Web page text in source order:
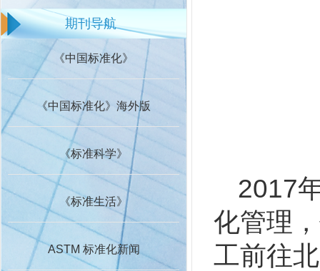
期刊导航
《中国标准化》
《中国标准化》海外版
《标准科学》
《标准生活》
ASTM 标准化新闻
2017
化管理
工前往